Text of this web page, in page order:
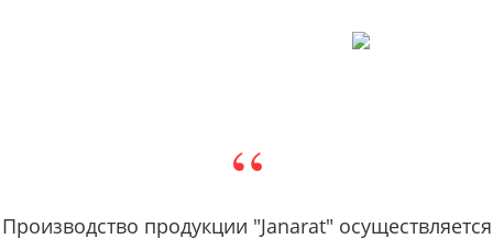
“
Производство продукции "Janarat" осуществляется